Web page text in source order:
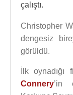
çalıştı.
Christopher
dengesiz
görüldü.
İlk oynadığı
Connery’in